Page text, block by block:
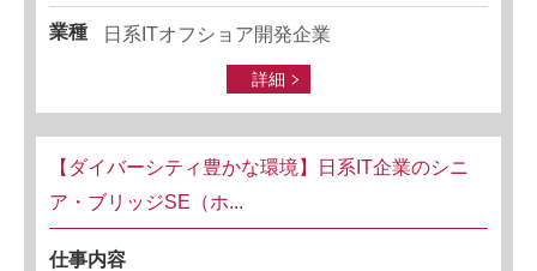
業種 日系ITオフショア開発企業
詳細
【ダイバーシティ豊かな環境】日系IT企業のシニ
ア・ブリッジSE（ホ...
仕事内容